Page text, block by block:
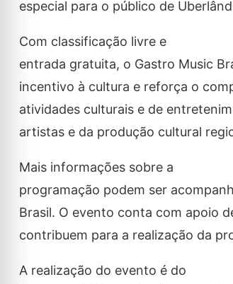
especial para o público de
Com classificação livre e
entrada gratuita, o Gastro Music
incentivo à cultura e reforça o
atividades culturais e de
artistas e da produção cultural
Mais informações sobre a
programação podem ser
Brasil. O evento conta com apoio
contribuem para a realização da
A realização do evento é do